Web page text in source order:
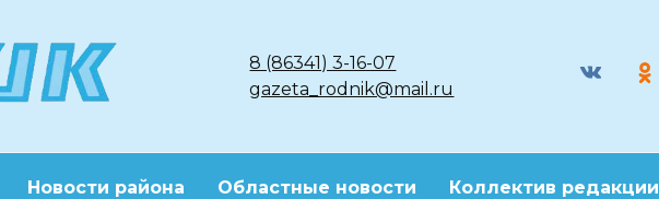
8 (86341) 3-16-07
gazeta_rodnik@mail.ru
Новости района Областные новости Коллектив редакции